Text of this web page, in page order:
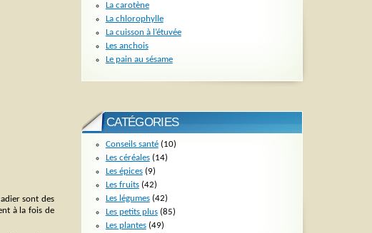
sont des
à la fois de
La carotène
La chlorophylle
La cuisson à l’étuvée
Les anchois
Le pain au sésame
CATÉGORIES
Conseils santé(10)
Les céréales(14)
Les épices(9)
Les fruits(42)
Les légumes(42)
Les petits plus(85)
Les plantes(49)